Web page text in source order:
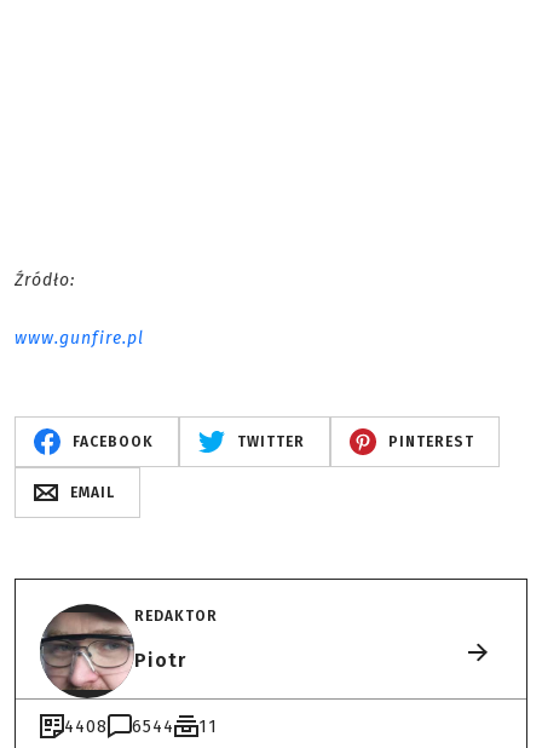
Źródło:
www.gunfire.pl
FACEBOOK TWITTER PINTEREST
EMAIL
REDAKTOR
Piotr
4408 6544 11